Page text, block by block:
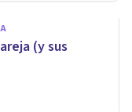
(y sus